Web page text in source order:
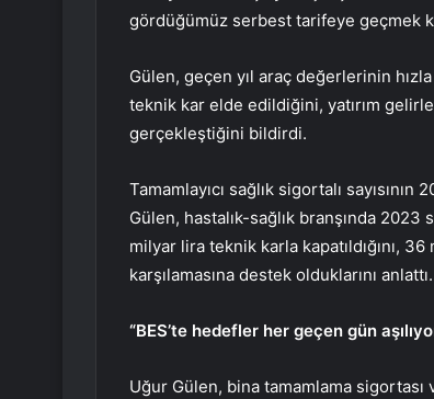
gördüğümüz serbest tarifeye geçmek
Gülen, geçen yıl araç değerlerinin
teknik kar elde edildiğini, yatırım
gerçekleştiğini bildirdi.
Tamamlayıcı sağlık sigortalı
Gülen, hastalık-sağlık branşında
milyar lira teknik karla kapatıldığını,
karşılamasına destek olduklarını anlattı.
“BES’te hedefler her geçen gün
Uğur Gülen, bina tamamlama